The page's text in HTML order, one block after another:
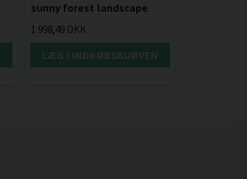
sunny forest landscape
1 998,49 DKK
LÆG I INDKØBSKURVEN